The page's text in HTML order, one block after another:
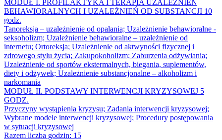
MODUŁ I. PROFILAKTYKA I TERAPIA UZALEŻNIEŃ
BEHAWIORALNYCH I UZALEŻNIEŃ OD SUBSTANCJI 10
godz.
Tanoreksja – uzależnienie od opalania; Uzależnienie behawioralne -
seksoholizm; Uzależnienie behawioralne – uzależnienie od
internetu; Ortoreksja; Uzależnienie od aktwyności fizycznej i
zdrowego stylu życia; Zakupokoholizm; Zaburzenia odżywiania;
Uzależnienie od sportów ekstermalnych, biegania, suplementów,
diety i odżywek; Uzależnienie substancjonalne – alkoholizm i
narkomania
MODUŁ II. PODSTAWY INTERWENCJI KRYZYSOWEJ 5
GODZ.
Przyczyny wystąpienia kryzysu; Zadania interwencji kryzysowej;
Wybrane modele interwencji kryzysowej; Procedury postępowania
w sytuacji kryzysowej
Razem liczba godzin: 15